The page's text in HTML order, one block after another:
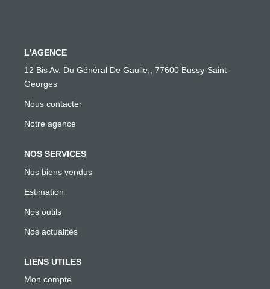
L'AGENCE
12 Bis Av. Du Général De Gaulle,, 77600 Bussy-Saint-
Georges
Nous contacter
Notre agence
NOS SERVICES
Nos biens vendus
Estimation
Nos outils
Nos actualités
LIENS UTILES
Mon compte